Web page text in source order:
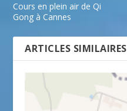
Cours en plein air de Qi
Gong à Cannes
ARTICLES SIMILAIRES